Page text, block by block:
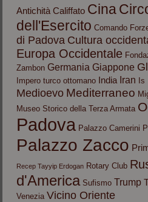
Antichità Califfato Cina
dell'Esercito Comando
di Padova Cultura
Europa Occidentale
Zambon Germania Giappone
Impero turco ottomano India Iran Is
Medioevo Mediterraneo
Museo Storico della Terza Armata
Padova Palazzo Camerini
Palazzo Zacco
Recep Tayyip Erdogan Rotary Club
d'America Sufismo Trump
Venezia Vicino Oriente